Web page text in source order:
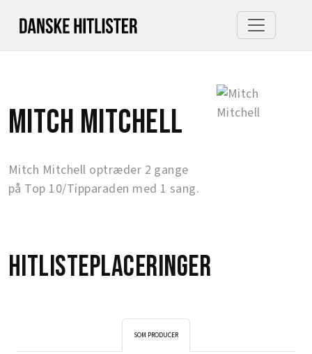
Mitch Mitchell
Mitch Mitchell optræder 2 gange
på Top 10/Tipparaden med 1 sang.
Hitlisteplaceringer
SOM PRODUCER